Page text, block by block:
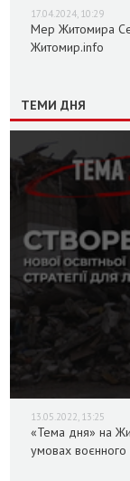
17.04.2024, 10:29
Мер Житомира
Житомир.info
ТЕМИ ДНЯ
13.05.2022, 13:25
«Тема дня» на
умовах воєнного